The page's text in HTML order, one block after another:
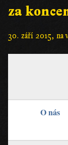
za
30. září 2015, na